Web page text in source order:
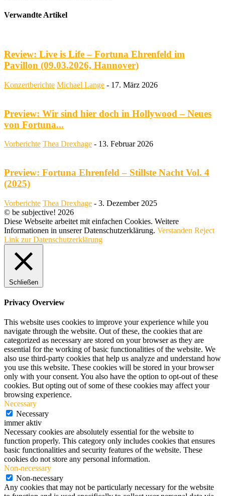
Verwandte Artikel
Review: Live is Life – Fortuna Ehrenfeld im
Pavillon (09.03.2026, Hannover)
Konzertberichte Michael Lange - 17. März 2026
Preview: Wir sind hier doch in Hollywood – Neues
von Fortuna...
Vorberichte Thea Drexhage - 13. Februar 2026
Preview: Fortuna Ehrenfeld – Stillste Nacht Vol. 4
(2025)
Vorberichte Thea Drexhage - 3. Dezember 2025
© be subjective! 2026
Diese Webseite arbeitet mit einfachen Cookies. Weitere
Informationen in unserer Datenschutzerklärung. Verstanden Reject
Link zur Datenschutzerklärung
Schließen
Privacy Overview
This website uses cookies to improve your experience while you
navigate through the website. Out of these, the cookies that are
categorized as necessary are stored on your browser as they are
essential for the working of basic functionalities of the website. We
also use third-party cookies that help us analyze and understand how
you use this website. These cookies will be stored in your browser
only with your consent. You also have the option to opt-out of these
cookies. But opting out of some of these cookies may affect your
browsing experience.
Necessary
Necessary
immer aktiv
Necessary cookies are absolutely essential for the website to
function properly. This category only includes cookies that ensures
basic functionalities and security features of the website. These
cookies do not store any personal information.
Non-necessary
Non-necessary
Any cookies that may not be particularly necessary for the website